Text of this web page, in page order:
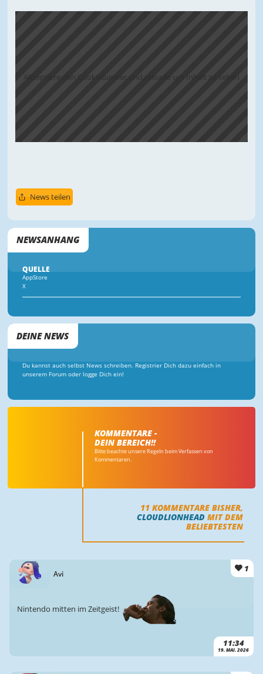
Akzeptiere den Cookiebanner und reloade um Inhalt zu sehen
News teilen
NEWSANHANG
QUELLE
AppStore
X
DEINE NEWS
Du kannst auch selbst News schreiben. Registrier Dich dazu einfach in
unserem Forum oder logge Dich ein!
KOMMENTARE -
DEIN BEREICH!!
Bitte beachte unsere Regeln beim Verfassen von
Kommentaren.
11 KOMMENTARE BISHER,
CLOUDLIONHEAD MIT DEM
BELIEBTESTEN
Avi
1
11:34
19. MAI. 2026
Nintendo mitten im Zeitgeist!